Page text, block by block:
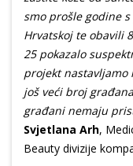
smo prošle godine
Hrvatskoj te obavili
25 pokazalo
projekt nastavljamo
još veći broj
građani nemaju
Svjetlana Arh,
Beauty divizije